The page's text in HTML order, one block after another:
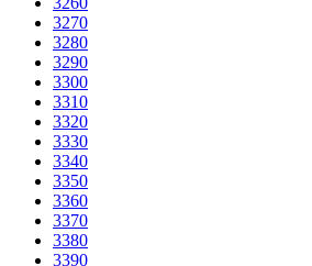
3270
3280
3290
3300
3310
3320
3330
3340
3350
3360
3370
3380
3390